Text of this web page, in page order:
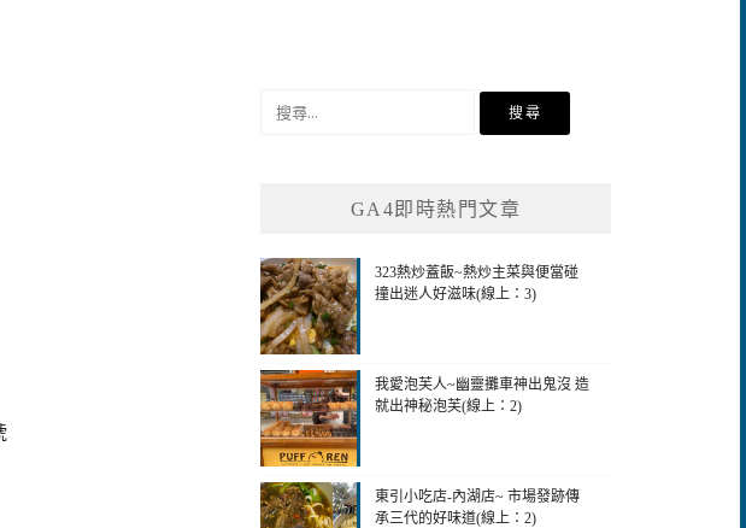
GA4即時熱門文章
323熱炒蓋飯~熱炒主菜與便當碰
撞出迷人好滋味(線上：3)
我愛泡芙人~幽靈攤車神出鬼沒 造
就出神秘泡芙(線上：2)
東引小吃店-內湖店~ 市場發跡傳
承三代的好味道(線上：2)